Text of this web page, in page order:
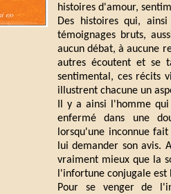
histoires d'amour,
Des histoires qui,
témoignages bruts,
aucun débat, à aucune
autres écoutent et se
sentimental, ces récits
illustrent chacune un
Il y a ainsi l'homme
enfermé dans une
lorsqu'une inconnue
lui demander son avis.
vraiment mieux que la
l'infortune conjugale est
Pour se venger de